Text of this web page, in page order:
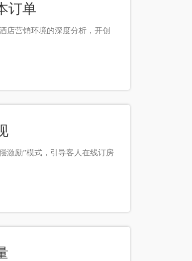
订单
店营销环境的深度分析，开创
激励”模式，引导客人在线订房